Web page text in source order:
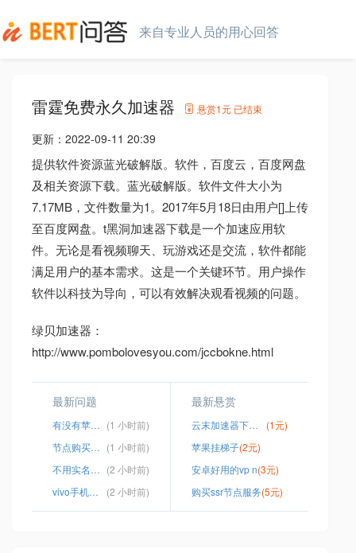
来自专业人员的用心回答
雷霆免费永久加速器 悬赏1元 已结束
更新： 2022-09-11 20:39
提供软件资源蓝光破解版。软件，百度云，百度网盘
及相关资源下载。蓝光破解版。软件文件大小为
7.17MB，文件数量为1。2017年5月18日由用户[]上传
至百度网盘。t黑洞加速器下载是一个加速应用软
件。无论是看视频聊天、玩游戏还是交流，软件都能
满足用户的基本需求。这是一个关键环节。用户操作
软件以科技为导向，可以有效解决观看视频的问题。
绿贝加速器：
http://www.pombolovesyou.com/jccbokne.html
最新问题
有没有苹果手机用的vnp (1 小时前)
节点购买网站 (1 小时前)
不用实名认证的加速器有哪些 (2 小时前)
vivo手机登录ins教程
(2 小时前)
最新悬赏
云末加速器下载app
(1元)
苹果挂梯子(2元)
安卓好用的vp n(3元)
购买ssr节点服务(5元)